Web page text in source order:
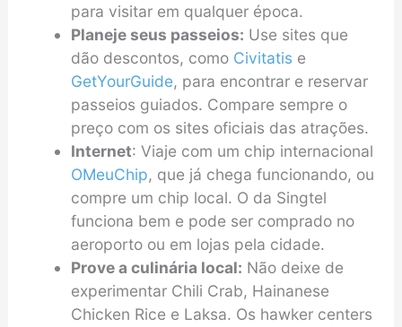
para visitar em qualquer época.
Planeje seus passeios: Use sites que
dão descontos, como Civitatis e
GetYourGuide, para encontrar e reservar
passeios guiados. Compare sempre o
preço com os sites oficiais das atrações.
Internet: Viaje com um chip internacional
OMeuChip, que já chega funcionando, ou
compre um chip local. O da Singtel
funciona bem e pode ser comprado no
aeroporto ou em lojas pela cidade.
Prove a culinária local: Não deixe de
experimentar Chili Crab, Hainanese
Chicken Rice e Laksa. Os hawker centers